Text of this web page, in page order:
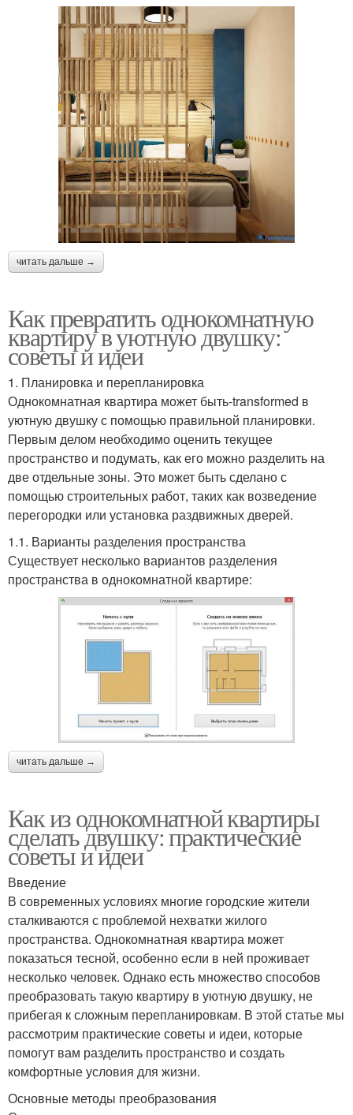
читать дальше →
Как превратить однокомнатную
квартиру в уютную двушку:
советы и идеи
1. Планировка и перепланировка
Однокомнатная квартира может быть-transformed в
уютную двушку с помощью правильной планировки.
Первым делом необходимо оценить текущее
пространство и подумать, как его можно разделить на
две отдельные зоны. Это может быть сделано с
помощью строительных работ, таких как возведение
перегородки или установка раздвижных дверей.
1.1. Варианты разделения пространства
Существует несколько вариантов разделения
пространства в однокомнатной квартире:
читать дальше →
Как из однокомнатной квартиры
сделать двушку: практические
советы и идеи
Введение
В современных условиях многие городские жители
сталкиваются с проблемой нехватки жилого
пространства. Однокомнатная квартира может
показаться тесной, особенно если в ней проживает
несколько человек. Однако есть множество способов
преобразовать такую квартиру в уютную двушку, не
прибегая к сложным перепланировкам. В этой статье мы
рассмотрим практические советы и идеи, которые
помогут вам разделить пространство и создать
комфортные условия для жизни.
Основные методы преобразования